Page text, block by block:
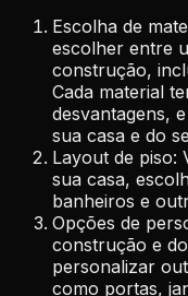
Escolha de
escolher entre
construção,
Cada material
desvantagens,
sua casa e do
Layout de piso:
sua casa,
banheiros e
Opções de
construção e
personalizar
como portas,